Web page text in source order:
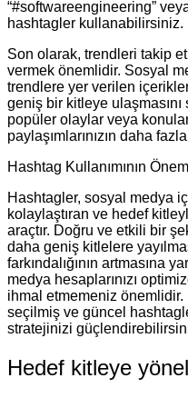
“#softwareengineering”
hashtagler kullanabilirsiniz.
Son olarak, trendleri takip
vermek önemlidir. Sosyal
trendlere yer verilen
geniş bir kitleye
popüler olaylar veya
paylaşımlarınızın daha
Hashtag Kullanımının
Hashtagler, sosyal medya
kolaylaştıran ve hedef
araçtır. Doğru ve etkili bir
daha geniş kitlelere
farkındalığının artmasına
medya hesaplarınızı
ihmal etmemeniz önemlidir.
seçilmiş ve güncel
stratejinizi
Hedef kitleye